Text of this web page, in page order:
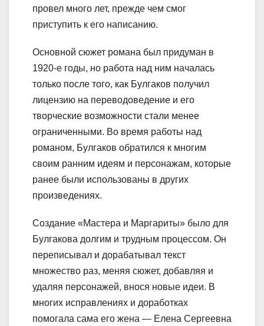
провел много лет, прежде чем смог
приступить к его написанию.
Основной сюжет романа был придуман в
1920-е годы, но работа над ним началась
только после того, как Булгаков получил
лицензию на переводоведение и его
творческие возможности стали менее
ограниченными. Во время работы над
романом, Булгаков обратился к многим
своим ранним идеям и персонажам, которые
ранее были использованы в других
произведениях.
Создание «Мастера и Маргариты» было для
Булгакова долгим и трудным процессом. Он
переписывал и дорабатывал текст
множество раз, меняя сюжет, добавляя и
удаляя персонажей, внося новые идеи. В
многих исправлениях и доработках
помогала сама его жена — Елена Сергеевна